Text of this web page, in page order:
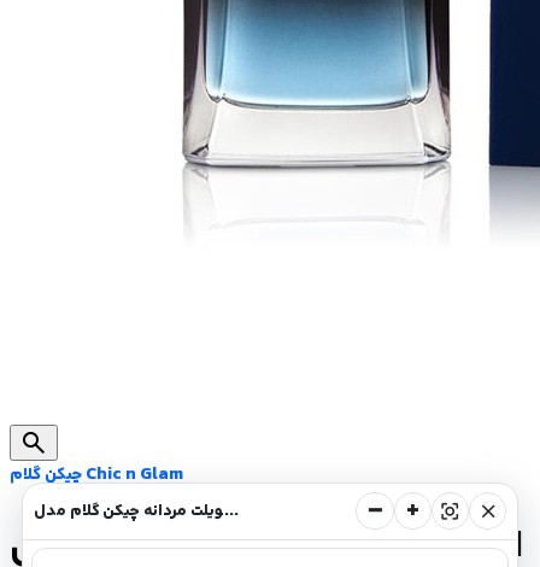
search
ادوتویلت مردانه چیکن گلام مدل NOWHERE PURE حجم 100 میل − + center_focus_strong close
چیکن گلام Chic n Glam
ادوتویلت مردانه چیکن گلام مدل